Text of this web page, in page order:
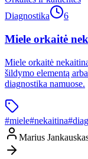
Diagnostika
6
Miele orkaitė
Miele orkaitė
šildymo elementą
diagnostika namuose.
#miele#nekaitina#
Marius